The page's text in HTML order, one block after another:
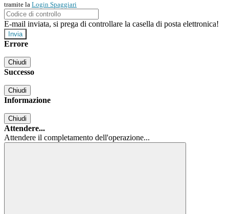
tramite la Login Spaggiari
E-mail inviata, si prega di controllare la casella di posta elettronica!
Errore
Chiudi
Successo
Chiudi
Informazione
Chiudi
Attendere...
Attendere il completamento dell'operazione...